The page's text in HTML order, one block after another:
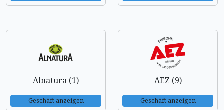
Alnatura (1)
Geschäft anzeigen
AEZ (9)
Geschäft anzeigen